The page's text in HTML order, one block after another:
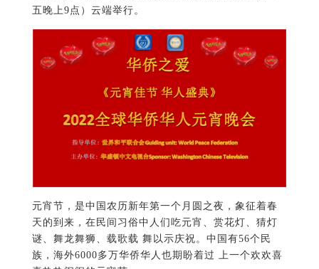
五晚上9点）云端举行。
元宵节，是中国农历新年第一个月圆之夜，象征着春
天的到来，在民间习俗中人们吃元宵、赏花灯、猜灯
谜、舞龙舞狮、载歌载 舞以示庆祝。中国有56个民
族，海外6000多万华侨华人也期盼着过 上一个欢欢喜